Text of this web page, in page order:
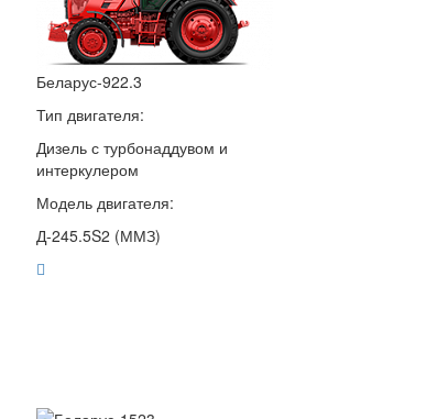
Беларус-922.3
Тип двигателя:
Дизель с турбонаддувом и
интеркулером
Модель двигателя:
Д-245.5S2 (ММЗ)